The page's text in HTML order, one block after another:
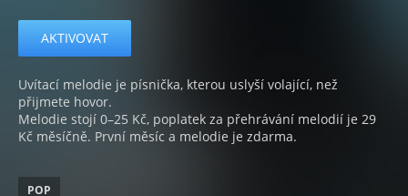
AKTIVOVAT
Uvítací melodie je písnička, kterou uslyší volající, než
přijmete hovor.
Melodie stojí 0–25 Kč, poplatek za přehrávání melodií je 29
Kč měsíčně. První měsíc a melodie je zdarma.
POP